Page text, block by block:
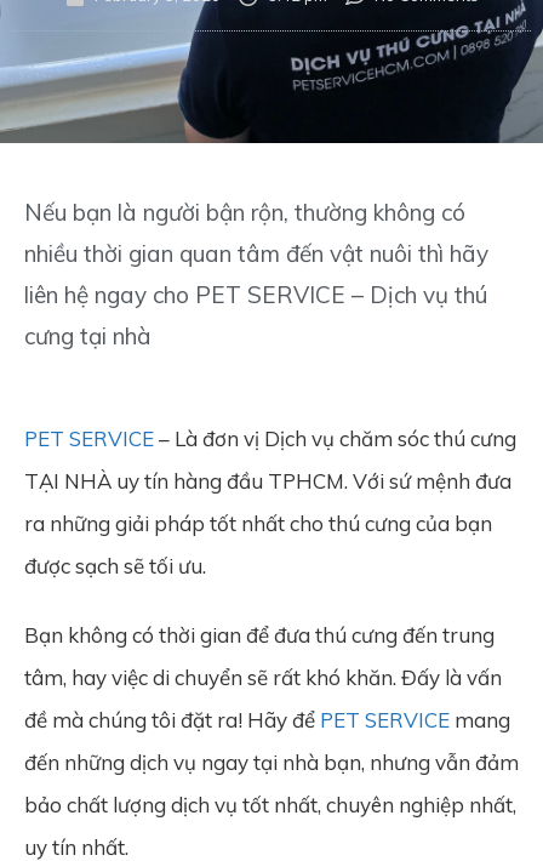
Nếu bạn là người bận rộn, thường không có
nhiều thời gian quan tâm đến vật nuôi thì hãy
liên hệ ngay cho PET SERVICE – Dịch vụ thú
cưng tại nhà
PET SERVICE– Là đơn vị Dịch vụ chăm sóc thú cưng
TẠI NHÀ uy tín hàng đầu TPHCM. Với sứ mệnh đưa
ra những giải pháp tốt nhất cho thú cưng của bạn
được sạch sẽ tối ưu.
Bạn không có thời gian để đưa thú cưng đến trung
tâm, hay việc di chuyển sẽ rất khó khăn. Đấy là vấn
đề mà chúng tôi đặt ra! Hãy để PET SERVICE mang
đến những dịch vụ ngay tại nhà bạn, nhưng vẫn đảm
bảo chất lượng dịch vụ tốt nhất, chuyên nghiệp nhất,
uy tín nhất.